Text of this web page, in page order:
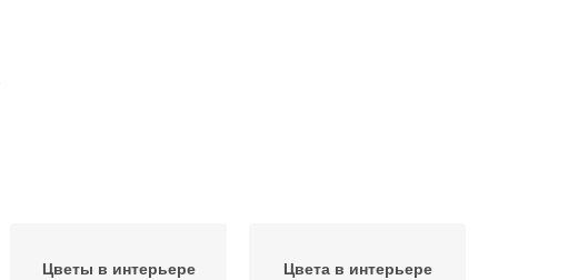
Цветы в интерьере Цвета в интерьере